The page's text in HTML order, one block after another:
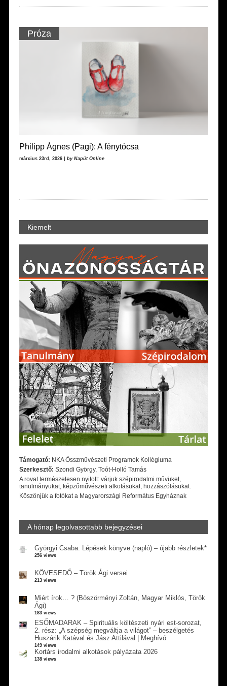
Próza
Philipp Ágnes (Pagi): A fénytócsa
március 23rd, 2026 | by Napút Online
Kiemelt
Támogató: NKA Összművészeti Programok Kollégiuma
Szerkesztő: Szondi György, Toót-Holló Tamás
A rovat természetesen nyitott: várjuk szépirodalmi művüket,
tanulmányukat, képzőművészeti alkotásukat, hozzászólásukat.
Köszönjük a fotókat a Magyarországi Református Egyháznak
A hónap legolvasottabb bejegyzései
Györgyi Csaba: Lépések könyve (napló) – újabb részletek*
256 views
KÖVESEDŐ – Török Ági versei
213 views
Miért írok… ? (Böszörményi Zoltán, Magyar Miklós, Török
Ági)
183 views
ESŐMADARAK – Spirituális költészeti nyári est-sorozat,
2. rész: „A szépség megváltja a világot” – beszélgetés
Huszárik Katával és Jász Attilával | Meghívó
149 views
Kortárs irodalmi alkotások pályázata 2026
138 views